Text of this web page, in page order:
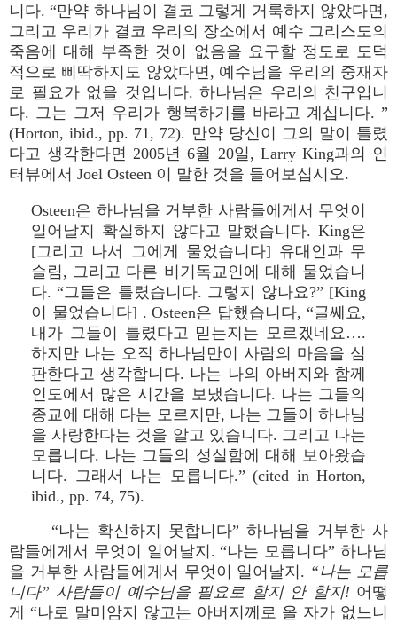
니다. “만약 하나님이 결코 그렇게 거룩하지 않았다면,
그리고 우리가 결코 우리의 장소에서 예수 그리스도의
죽음에 대해 부족한 것이 없음을 요구할 정도로 도덕
적으로 삐딱하지도 않았다면, 예수님을 우리의 중재자
로 필요가 없을 것입니다. 하나님은 우리의 친구입니
다. 그는 그저 우리가 행복하기를 바라고 계십니다. ”
(Horton, ibid., pp. 71, 72). 만약 당신이 그의 말이 틀렸
다고 생각한다면 2005년 6월 20일, Larry King과의 인
터뷰에서 Joel Osteen 이 말한 것을 들어보십시오.
Osteen은 하나님을 거부한 사람들에게서 무엇이
일어날지 확실하지 않다고 말했습니다. King은
[그리고 나서 그에게 물었습니다] 유대인과 무
슬림, 그리고 다른 비기독교인에 대해 물었습니
다. “그들은 틀렸습니다. 그렇지 않나요?” [King
이 물었습니다] . Osteen은 답했습니다, “글쎄요,
내가 그들이 틀렸다고 믿는지는 모르겠네요….
하지만 나는 오직 하나님만이 사람의 마음을 심
판한다고 생각합니다. 나는 나의 아버지와 함께
인도에서 많은 시간을 보냈습니다. 나는 그들의
종교에 대해 다는 모르지만, 나는 그들이 하나님
을 사랑한다는 것을 알고 있습니다. 그리고 나는
모릅니다. 나는 그들의 성실함에 대해 보아왔습
니다. 그래서 나는 모릅니다.” (cited in Horton,
ibid., pp. 74, 75).
“나는 확신하지 못합니다” 하나님을 거부한 사
람들에게서 무엇이 일어날지. “나는 모릅니다” 하나님
을 거부한 사람들에게서 무엇이 일어날지. “나는 모릅
니다” 사람들이 예수님을 필요로 할지 안 할지! 어떻
게 “나로 말미암지 않고는 아버지께로 올 자가 없느니